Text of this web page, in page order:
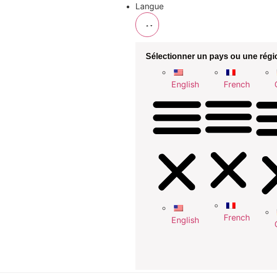
Langue
Sélectionner un pays ou une
English
English
French
French